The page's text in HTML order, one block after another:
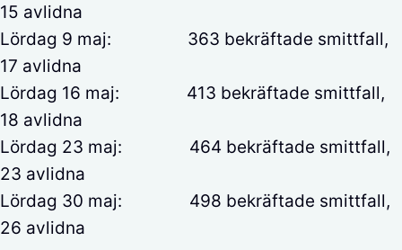
15 avlidna
Lördag 9 maj: 363 bekräftade smittfall,
17 avlidna
Lördag 16 maj: 413 bekräftade smittfall,
18 avlidna
Lördag 23 maj: 464 bekräftade smittfall,
23 avlidna
Lördag 30 maj: 498 bekräftade smittfall,
26 avlidna